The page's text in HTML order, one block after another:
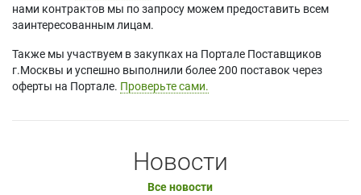
нами контрактов мы по запросу можем предоставить всем
заинтересованным лицам.
Также мы участвуем в закупках на Портале Поставщиков
г.Москвы и успешно выполнили более 200 поставок через
оферты на Портале. Проверьте сами.
Новости
Все новости